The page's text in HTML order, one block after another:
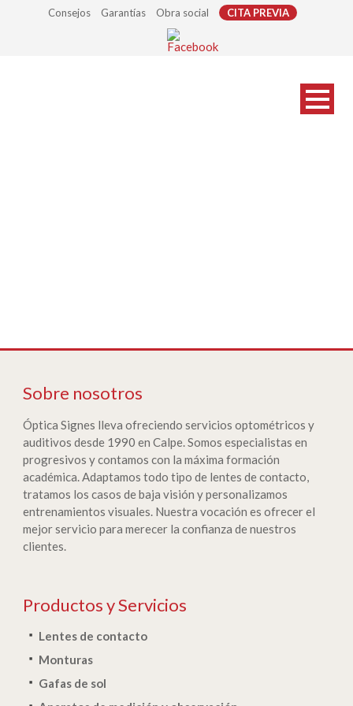
Consejos Garantías Obra social CITA PREVIA
Sobre nosotros
Óptica Signes lleva ofreciendo servicios optométricos y
auditivos desde 1990 en Calpe. Somos especialistas en
progresivos y contamos con la máxima formación
académica. Adaptamos todo tipo de lentes de contacto,
tratamos los casos de baja visión y personalizamos
entrenamientos visuales. Nuestra vocación es ofrecer el
mejor servicio para merecer la confianza de nuestros
clientes.
Productos y Servicios
Lentes de contacto
Monturas
Gafas de sol